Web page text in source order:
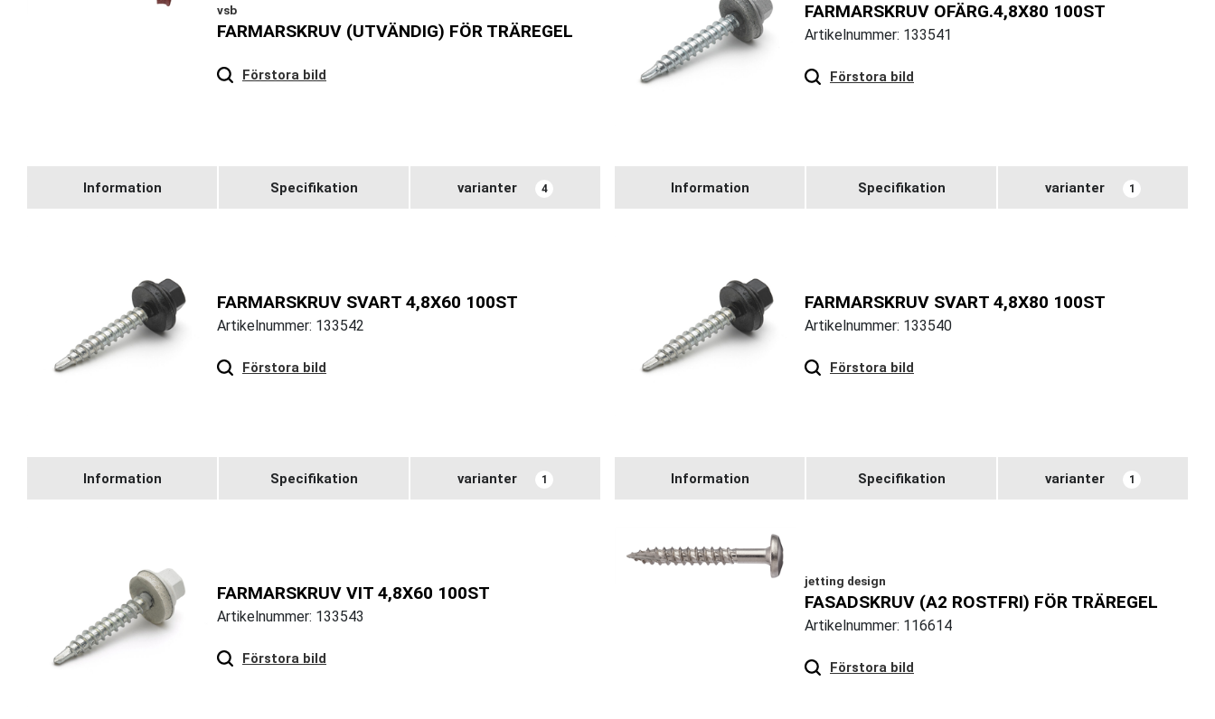
vsb
FARMARSKRUV (UTVÄNDIG) FÖR TRÄREGEL
Förstora bild
Information Specifikation varianter 4
FARMARSKRUV OFÄRG.4,8X80 100ST
Artikelnummer: 133541
Förstora bild
Information Specifikation varianter 1
FARMARSKRUV SVART 4,8X60 100ST
Artikelnummer: 133542
Förstora bild
Information Specifikation varianter 1
FARMARSKRUV SVART 4,8X80 100ST
Artikelnummer: 133540
Förstora bild
Information Specifikation varianter 1
FARMARSKRUV VIT 4,8X60 100ST
Artikelnummer: 133543
Förstora bild
jetting design
FASADSKRUV (A2 ROSTFRI) FÖR TRÄREGEL
Artikelnummer: 116614
Förstora bild